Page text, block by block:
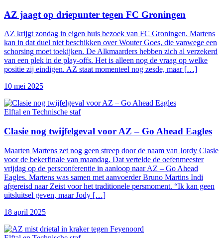
AZ jaagt op driepunter tegen FC Groningen
AZ krijgt zondag in eigen huis bezoek van FC Groningen. Martens
kan in dat duel niet beschikken over Wouter Goes, die vanwege een
schorsing moet toekijken. De Alkmaarders hebben zich al verzekerd
van een plek in de play-offs. Het is alleen nog de vraag op welke
positie zij eindigen. AZ staat momenteel nog zesde, maar […]
10 mei 2025
Elftal en Technische staf
Clasie nog twijfelgeval voor AZ – Go Ahead Eagles
Maarten Martens zet nog geen streep door de naam van Jordy Clasie
voor de bekerfinale van maandag. Dat vertelde de oefenmeester
vrijdag op de persconferentie in aanloop naar AZ – Go Ahead
Eagles. Martens was samen met aanvoerder Bruno Martins Indi
afgereisd naar Zeist voor het traditionele persmoment. “Ik kan geen
uitsluitsel geven, maar Jody […]
18 april 2025